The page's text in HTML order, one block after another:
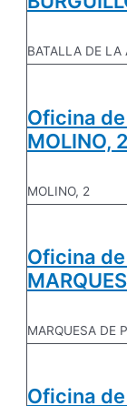
BATALLA DE LA
Oficina
MOLINO,
MOLINO, 2
Oficina
MARQUESA DE
Oficina